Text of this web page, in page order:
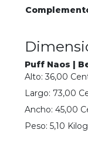
Puff Naos |
Alto:36,00
Largo: 73,00
Ancho: 45,00
Peso: 5,10